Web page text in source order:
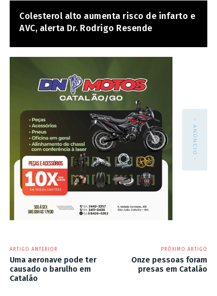
Colesterol alto aumenta risco de infarto e
AVC, alerta Dr. Rodrigo Resende
- ANÚNCIO -
ARTIGO ANTERIOR
Uma aeronave pode ter
causado o barulho em
Catalão
PRÓXIMO ARTIGO
Onze pessoas foram
presas em Catalão